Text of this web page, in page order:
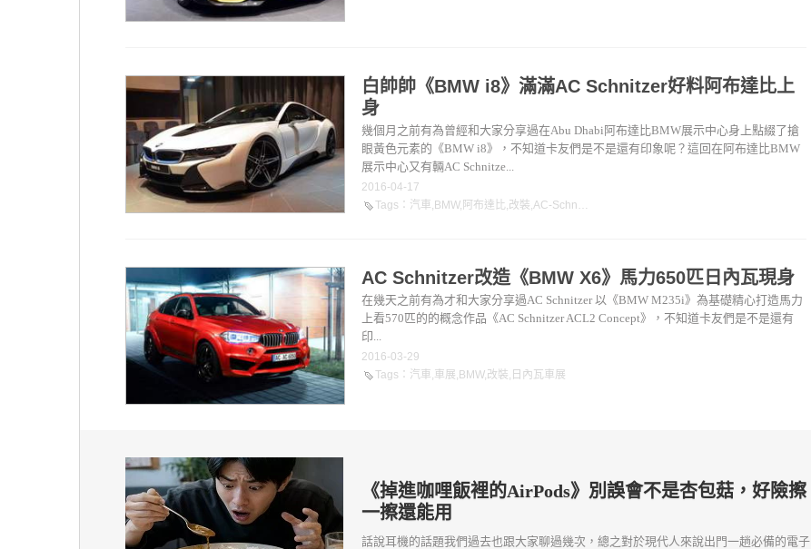
白帥帥《BMW i8》滿滿AC Schnitzer好料阿布達比上
身
幾個月之前有為曾經和大家分享過在Abu Dhabi阿布達比BMW展示中心身上點綴了搶
眼黃色元素的《BMW i8》，不知道卡友們是不是還有印象呢？這回在阿布達比BMW
展示中心又有輛AC Schnitze...
2016-04-17
Tags ： 汽車, BMW, 阿布達比,改裝,AC-Schnitzer
AC Schnitzer改造《BMW X6》馬力650匹日內瓦現身
在幾天之前有為才和大家分享過AC Schnitzer 以《BMW M235i》為基礎精心打造馬力
上看570匹的的概念作品《AC Schnitzer ACL2 Concept》，不知道卡友們是不是還有
印...
2016-03-29
Tags ： 汽車,車展, BMW,改裝, 日內瓦車展
《掉進咖哩飯裡的AirPods》別誤會不是杏包菇，好險擦
一擦還能用
話說耳機的話題我們過去也跟大家聊過幾次，總之對於現代人來說出門一趟必備的電子